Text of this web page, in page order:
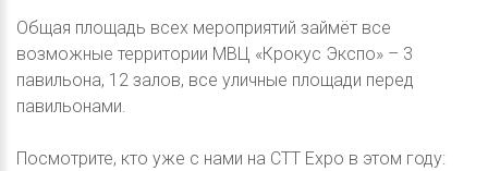
Общая площадь всех мероприятий займёт все
возможные территории МВЦ «Крокус Экспо» – 3
павильона, 12 залов, все уличные площади перед
павильонами.
Посмотрите, кто уже с нами на CTT Expo в этом году: